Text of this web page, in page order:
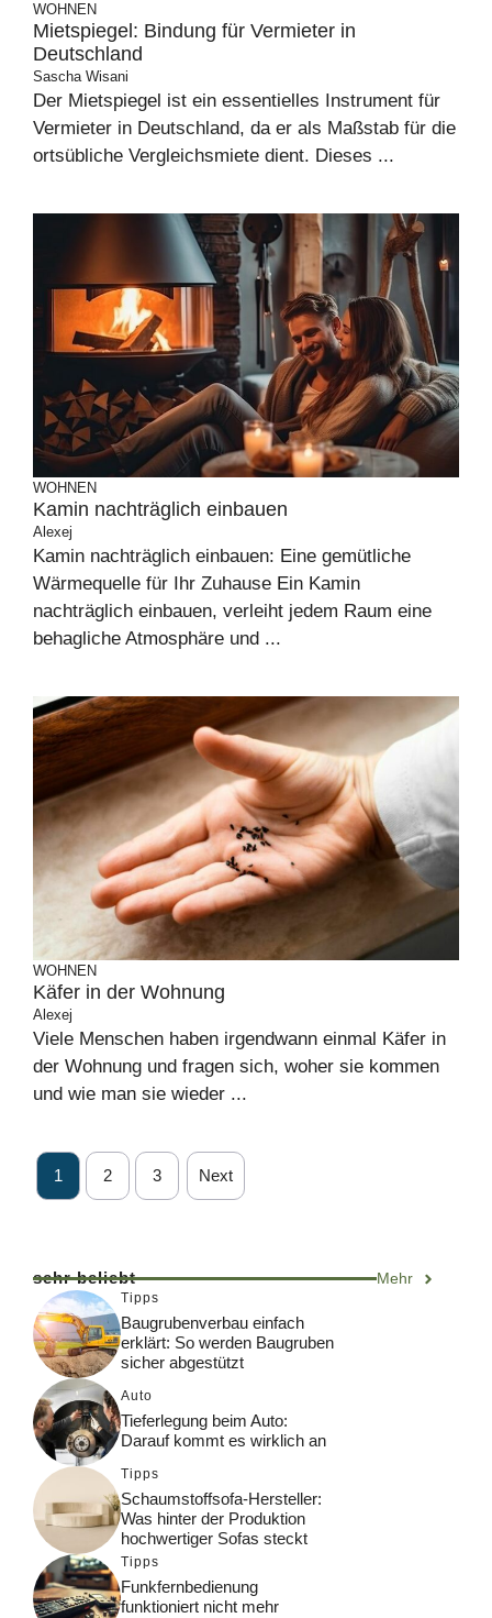
WOHNEN
Mietspiegel: Bindung für Vermieter in
Deutschland
Sascha Wisani
Der Mietspiegel ist ein essentielles Instrument für
Vermieter in Deutschland, da er als Maßstab für die
ortsübliche Vergleichsmiete dient. Dieses ...
WOHNEN
Kamin nachträglich einbauen
Alexej
Kamin nachträglich einbauen: Eine gemütliche
Wärmequelle für Ihr Zuhause Ein Kamin
nachträglich einbauen, verleiht jedem Raum eine
behagliche Atmosphäre und ...
WOHNEN
Käfer in der Wohnung
Alexej
Viele Menschen haben irgendwann einmal Käfer in
der Wohnung und fragen sich, woher sie kommen
und wie man sie wieder ...
1 2 3 Next
sehr beliebt Mehr
Tipps
Baugrubenverbau einfach
erklärt: So werden Baugruben
sicher abgestützt
Auto
Tieferlegung beim Auto:
Darauf kommt es wirklich an
Tipps
Schaumstoffsofa-Hersteller:
Was hinter der Produktion
hochwertiger Sofas steckt
Tipps
Funkfernbedienung
funktioniert nicht mehr